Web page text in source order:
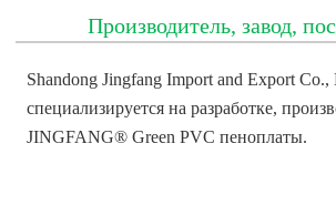
Производитель, завод,
Shandong Jingfang Import and Export Co.,
специализируется на разработке,
JINGFANG® Green PVC пеноплаты.